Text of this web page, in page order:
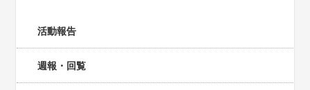
活動報告
週報・回覧